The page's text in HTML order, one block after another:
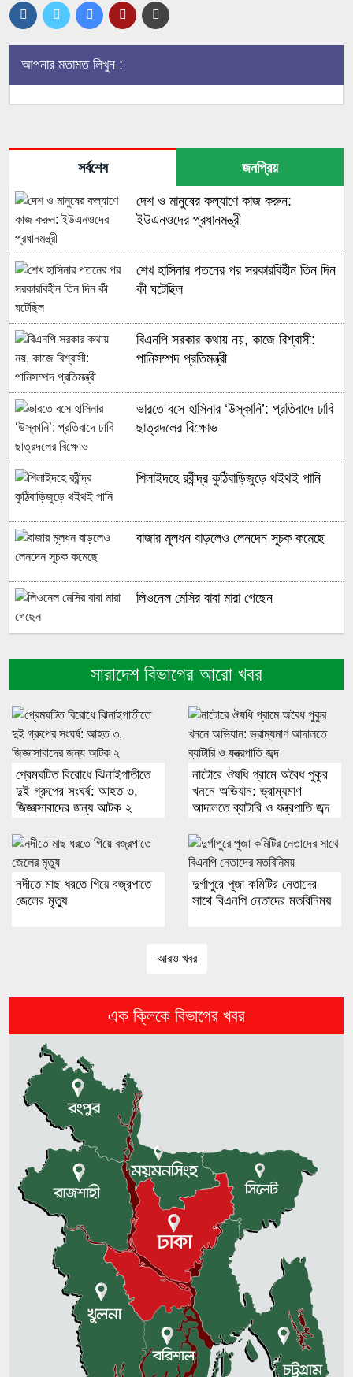
আপনার মতামত লিখুন :
সর্বশেষ জনপ্রিয়
দেশ ও মানুষের কল্যাণে কাজ করুন:
ইউএনওদের প্রধানমন্ত্রী
শেখ হাসিনার পতনের পর সরকারবিহীন তিন দিন
কী ঘটেছিল
বিএনপি সরকার কথায় নয়, কাজে বিশ্বাসী:
পানিসম্পদ প্রতিমন্ত্রী
ভারতে বসে হাসিনার ‘উস্কানি’: প্রতিবাদে ঢাবি
ছাত্রদলের বিক্ষোভ
শিলাইদহে রবীন্দ্র কুঠিবাড়িজুড়ে থইথই পানি
বাজার মূলধন বাড়লেও লেনদেন সূচক কমেছে
লিওনেল মেসির বাবা মারা গেছেন
নাটোরে গরুবাহী ভুটভুটির সঙ্গে বাসের মুখোমুখি
সংঘর্ষ, দুই সহোদর ভাইসহ নিহত ৩
ঢাকা-কিশোরগঞ্জ পাকুন্দিয়া সড়কে অনন্যা
পরিবহনের বাসের ধাক্কায় নিহত ২
ভুলগুলো না হলে জীবন আরও স্মুথ হতে পারত:
না.গঞ্জে গ্যাস বিস্ফোরণে দগ্ধদের মধ্যে শিশু
মারুফের মৃত্যু
খুকৃবির শিক্ষককে শোকজ
চিকিৎসক সমাবেশের উদ্বোধন করলেন
প্রধানমন্ত্রী
উদীয়মান?
৩০ বছর ধরে পাহাড়ে আটকে আছে মৃতদেহ
সারাদেশ বিভাগের আরো খবর
প্রেমঘটিত বিরোধে ঝিনাইগাতীতে
দুই গ্রুপের সংঘর্ষ: আহত ৩,
জিজ্ঞাসাবাদের জন্য আটক ২
নাটোরে ঔষধি গ্রামে অবৈধ পুকুর
খননে অভিযান: ভ্রাম্যমাণ
আদালতে ব্যাটারি ও যন্ত্রপাতি জব্দ
নদীতে মাছ ধরতে গিয়ে বজ্রপাতে
জেলের মৃত্যু
দুর্গাপুরে পূজা কমিটির নেতাদের
সাথে বিএনপি নেতাদের মতবিনিময়
আরও খবর
এক ক্লিকে বিভাগের খবর